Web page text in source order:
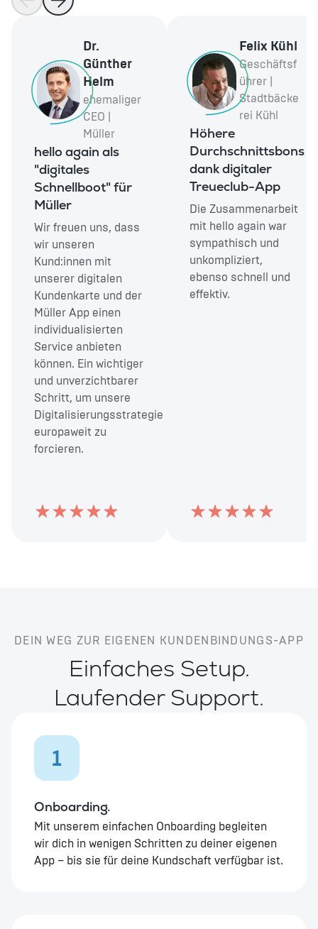
Dr.
Günther
Helm
ehemaliger
CEO |
Müller
hello again als
"digitales
Schnellboot" für
Müller
Wir freuen uns, dass
wir unseren
Kund:innen mit
unserer digitalen
Kundenkarte und der
Müller App einen
individualisierten
Service anbieten
können. Ein wichtiger
und unverzichtbarer
Schritt, um unsere
Digitalisierungsstrategie
europaweit zu
forcieren.
Felix Kühl
Geschäftsf
ührer |
Stadtbäcke
rei Kühl
Höhere
Durchschnittsbons
dank digitaler
Treueclub-App
Die Zusammenarbeit
mit hello again war
sympathisch und
unkompliziert,
ebenso schnell und
effektiv.
DEIN WEG ZUR EIGENEN KUNDENBINDUNGS-APP
Einfaches Setup.
Laufender Support.
1
Onboarding.
Mit unserem einfachen Onboarding begleiten
wir dich in wenigen Schritten zu deiner eigenen
App – bis sie für deine Kundschaft verfügbar ist.